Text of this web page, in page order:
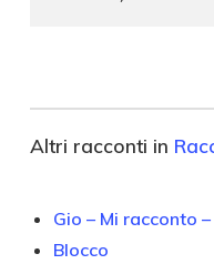
Altri racconti in
Gio – Mi racconto –
Blocco